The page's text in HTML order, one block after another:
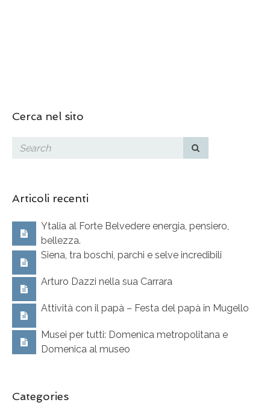
Cerca nel sito
Articoli recenti
Ytalia al Forte Belvedere energia, pensiero,
bellezza.
Siena, tra boschi, parchi e selve incredibili
Arturo Dazzi nella sua Carrara
Attività con il papà – Festa del papà in Mugello
Musei per tutti: Domenica metropolitana e
Domenica al museo
Categories